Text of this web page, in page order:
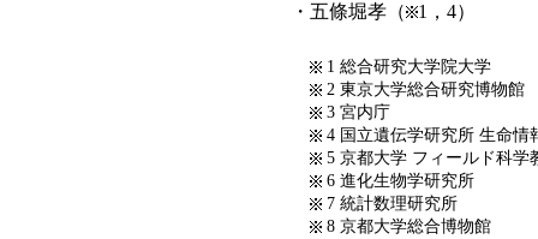
・五條堀孝（
1，4）
1 総合研究大学院大学
2 東京大学総合研究博物館
3 宮内庁
4 国立遺伝学研究所 生命情
5 京都大学 フィールド科学
6 進化生物学研究所
7 統計数理研究所
8 京都大学総合博物館